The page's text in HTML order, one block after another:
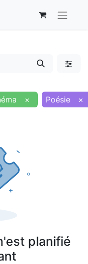
× Poésie ×
planifié